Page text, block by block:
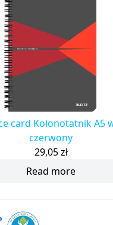
card Kołonotatnik A5
czerwony
29,05zł
Read more